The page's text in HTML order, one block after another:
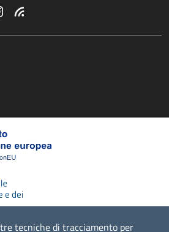
tecniche di tracciamento per